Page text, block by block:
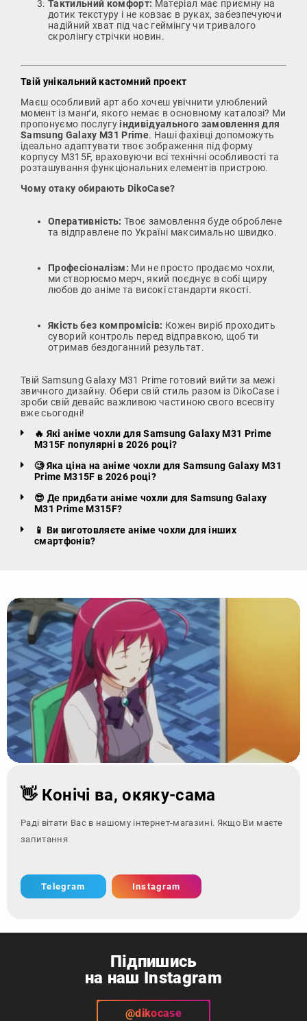
Тактильний комфорт: Матеріал має приємну на
дотик текстуру і не ковзає в руках, забезпечуючи
надійний хват під час геймінгу чи тривалого
скролінгу стрічки новин.
Твій унікальний кастомний проект
Маєш особливий арт або хочеш увічнити улюблений
момент із манґи, якого немає в основному каталозі? Ми
пропонуємо послугуіндивідуального замовлення для
Samsung Galaxy M31 Prime. Наші фахівці допоможуть
ідеально адаптувати твоє зображення під форму
корпусу M315F, враховуючи всі технічні особливості та
розташування функціональних елементів пристрою.
Чому отаку обирають DikoCase?
Оперативність: Твоє замовлення буде оброблене
та відправлене по Україні максимально швидко.
Професіоналізм: Ми не просто продаємо чохли,
ми створюємо мерч, який поєднує в собі щиру
любов до аніме та високі стандарти якості.
Якість без компромісів: Кожен виріб проходить
суворий контроль перед відправкою, щоб ти
отримав бездоганний результат.
Твій Samsung Galaxy M31 Prime готовий вийти за межі
звичного дизайну. Обери свій стиль разом із DikoCase і
зроби свій девайс важливою частиною свого всесвіту
вже сьогодні!
🔥 Які аніме чохли для Samsung Galaxy M31 Prime
M315F популярні в 2026 році?
🧐 Яка ціна на аніме чохли для Samsung Galaxy M31
Prime M315F в 2026 році?
😎 Де придбати аніме чохли для Samsung Galaxy
M31 Prime M315F?
📱 Ви виготовляєте аніме чохли для інших
смартфонів?
👋 Конічі ва, окяку-сама
Раді вітати Вас в нашому інтернет-магазині. Якщо Ви маєте
запитання - зверніться
Telegram Instagram
Підпишись
на наш Instagram
@dikocase